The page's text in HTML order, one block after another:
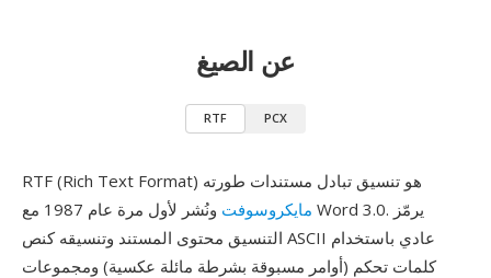
عن الصيغ
RTF PCX
RTF (Rich Text Format) هو تنسيق تبادل مستندات طورته
مايكروسوفت
ونُشر لأول مرة عام 1987 مع Word 3.0. يرمّز
التنسيق محتوى المستند وتنسيقه كنص ASCII عادي باستخدام
كلمات تحكم (أوامر مسبوقة بشرطة مائلة عكسية) ومجموعات